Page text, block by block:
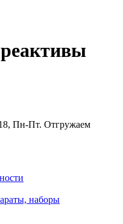
Пн-Пт. Отгружаем
наборы